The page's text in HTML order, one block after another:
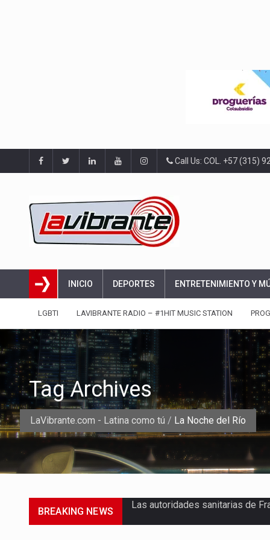
Call Us: COL. +57 (315)
INICIO DEPORTES ENTRETENIMIENTO Y
LGBTI LAVIBRANTE RADIO – #1HIT MUSIC STATION
LaVibrante.com - Latina como tú / La Noche del Río
Tag Archives
BREAKING NEWS Una jornada escolar terminó en